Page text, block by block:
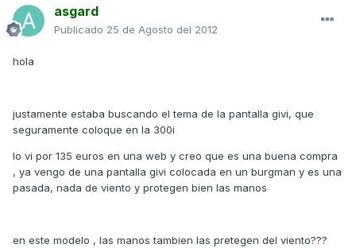
asgard
Publicado 25 de Agosto del 2012
hola
justamente estaba buscando el tema de la pantalla givi, que
seguramente coloque en la 300i
lo vi por 135 euros en una web y creo que es una buena compra
, ya vengo de una pantalla givi colocada en un burgman y es una
pasada, nada de viento y protegen bien las manos
en este modelo , las manos tambien las pretegen del viento???